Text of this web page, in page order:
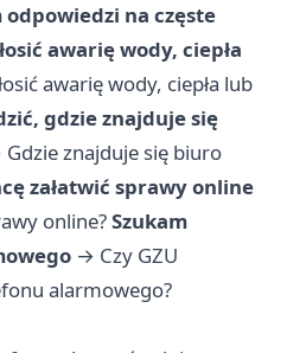
odpowiedzi na częste
awarię wody, ciepła
awarię wody, ciepła lub
gdzie znajduje się
Gdzie znajduje się biuro
załatwić sprawy online
online?Szukam
→ Czy GZU
alarmowego?